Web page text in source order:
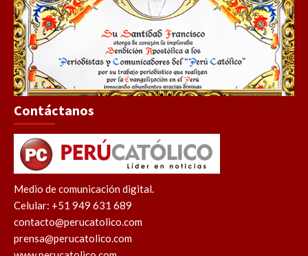
Contáctanos
Medio de comunicación digital.
Celular: +51 949 631 689
contacto@perucatolico.com
prensa@perucatolico.com